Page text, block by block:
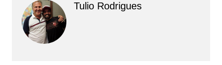
Tulio Rodrigues